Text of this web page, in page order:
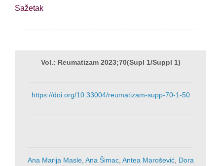
Sažetak
Vol.: Reumatizam 2023;70(Supl 1/Suppl 1)
https://doi.org/10.33004/reumatizam-supp-70-1-50
Ana Marija Masle, Ana Šimac, Antea Marošević, Dora